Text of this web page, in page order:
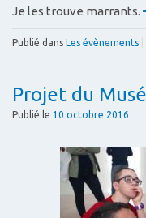
Je les trouve marrants.
Publié dans Les évènements
Projet du
Publié le 10 octobre 2016